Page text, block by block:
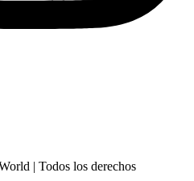
| Todos los derechos